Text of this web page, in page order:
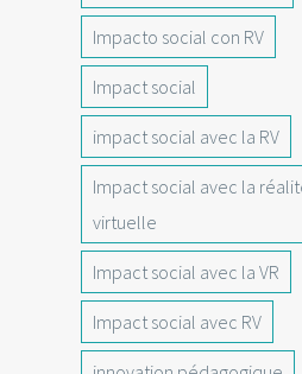
Impacto social con RV
Impact social
impact social avec la RV
Impact social avec la
virtuelle
Impact social avec la VR
Impact social avec RV